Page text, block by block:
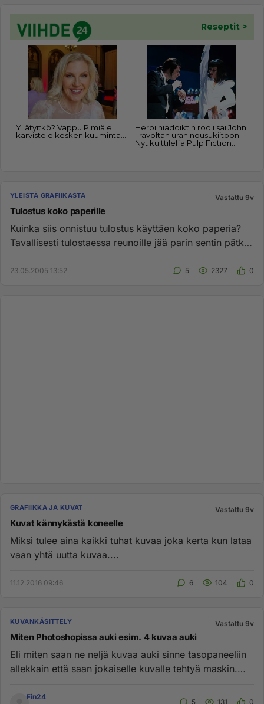
YLEISTÄ GRAFIIKASTA Vastattu 9v
Tulostus koko paperille
Kuinka siis onnistuu tulostus käyttäen koko paperia?
Tavallisesti tulostaessa reunoille jää parin sentin pätkä
23.05.2005 13:52 5 2327 0
GRAFIIKKA JA KUVAT Vastattu 9v
Kuvat kännykästä koneelle
Miksi tulee aina kaikki tuhat kuvaa joka kerta kun lataa
vaan yhtä uutta kuvaa....
11.12.2016 09:46 6 104 0
KUVANKÄSITTELY Vastattu 9v
Miten Photoshopissa auki esim. 4 kuvaa auki
Eli miten saan ne neljä kuvaa auki sinne tasopaneeliin
allekkain että saan jokaiselle kuvalle tehtyä maskin.
Fin24
5 131 0